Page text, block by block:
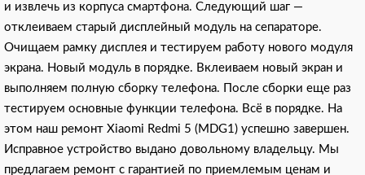
и извлечь из корпуса смартфона. Следующий шаг —
отклеиваем старый дисплейный модуль на сепараторе.
Очищаем рамку дисплея и тестируем работу нового модуля
экрана. Новый модуль в порядке. Вклеиваем новый экран и
выполняем полную сборку телефона. После сборки еще раз
тестируем основные функции телефона. Всё в порядке. На
этом наш ремонт Xiaomi Redmi 5 (MDG1) успешно завершен.
Исправное устройство выдано довольному владельцу. Мы
предлагаем ремонт с гарантией по приемлемым ценам и